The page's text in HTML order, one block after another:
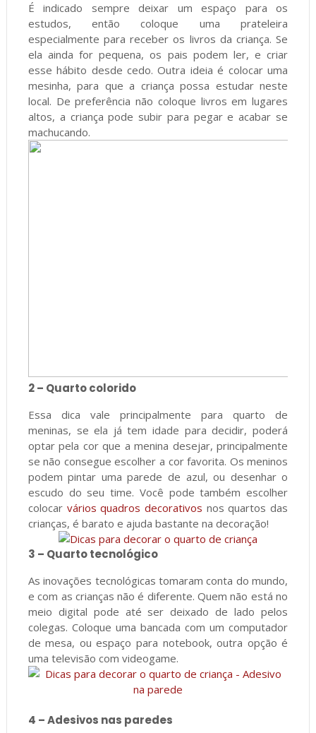
É indicado sempre deixar um espaço para os
estudos, então coloque uma prateleira
especialmente para receber os livros da criança. Se
ela ainda for pequena, os pais podem ler, e criar
esse hábito desde cedo. Outra ideia é colocar uma
mesinha, para que a criança possa estudar neste
local. De preferência não coloque livros em lugares
altos, a criança pode subir para pegar e acabar se
machucando.
2 – Quarto colorido
Essa dica vale principalmente para quarto de
meninas, se ela já tem idade para decidir, poderá
optar pela cor que a menina desejar, principalmente
se não consegue escolher a cor favorita. Os meninos
podem pintar uma parede de azul, ou desenhar o
escudo do seu time. Você pode também escolher
colocar vários quadros decorativos nos quartos das
crianças, é barato e ajuda bastante na decoração!
3 – Quarto tecnológico
As inovações tecnológicas tomaram conta do mundo,
e com as crianças não é diferente. Quem não está no
meio digital pode até ser deixado de lado pelos
colegas. Coloque uma bancada com um computador
de mesa, ou espaço para notebook, outra opção é
uma televisão com videogame.
4 – Adesivos nas paredes